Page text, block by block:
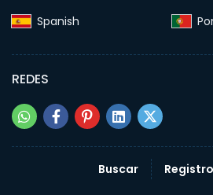
Spanish‎
REDES
Buscar